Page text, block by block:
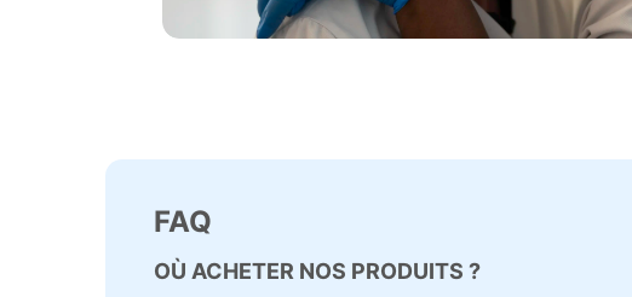
FAQ
OÙ ACHETER NOS PRODUITS ?